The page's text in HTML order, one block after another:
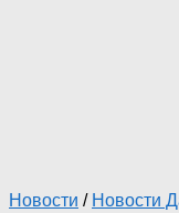
Новости / Новости